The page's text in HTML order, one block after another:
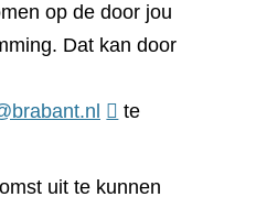
op de door jou
Dat kan door
te
uit te kunnen